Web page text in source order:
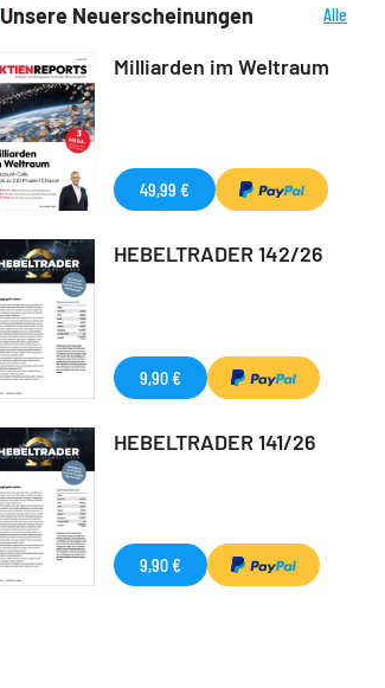
Unsere Neuerscheinungen
Alle
Milliarden im Weltraum
49,99 €
HEBELTRADER 142/26
9,90 €
HEBELTRADER 141/26
9,90 €